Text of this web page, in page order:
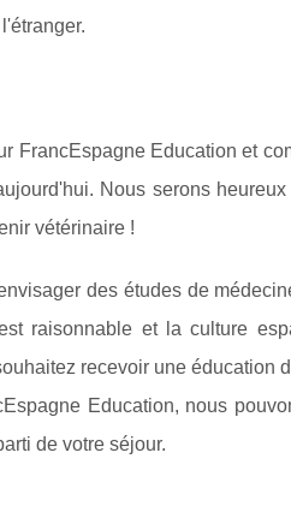
FrancEspagne Education et
Nous serons
vétérinaire !
des études de
raisonnable et la culture
recevoir une
Education, nous
de votre séjour.